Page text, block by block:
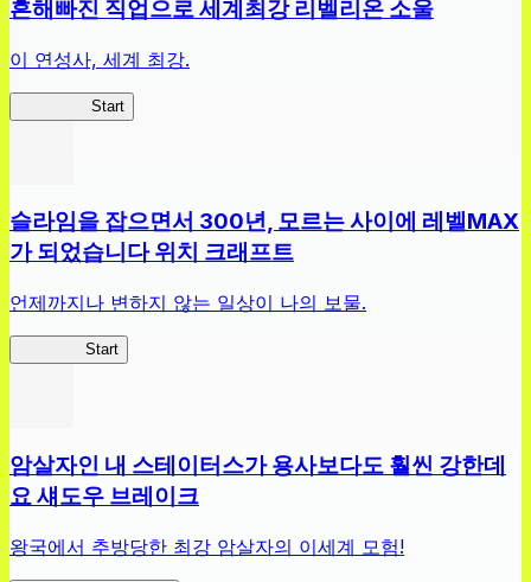
흔해빠진 직업으로 세계최강 리벨리온 소울
이 연성사, 세계 최강.
Start
슬라임을 잡으면서 300년, 모르는 사이에 레벨MAX
가 되었습니다 위치 크래프트
언제까지나 변하지 않는 일상이 나의 보물.
Start
암살자인 내 스테이터스가 용사보다도 훨씬 강한데
요 섀도우 브레이크
왕국에서 추방당한 최강 암살자의 이세계 모험!